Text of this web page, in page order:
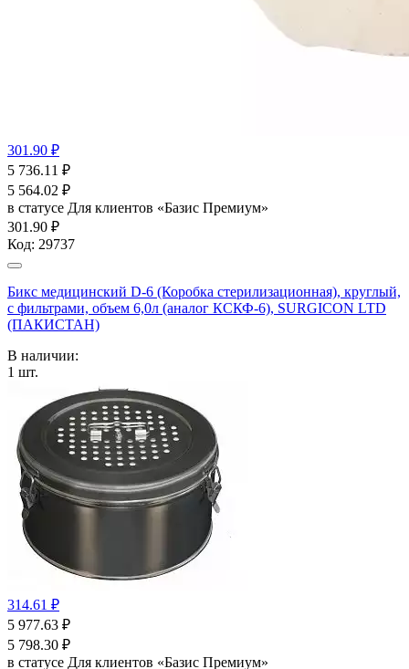
301.90 ₽
5 736.11 ₽
5 564.02 ₽
в статусе Для клиентов «Базис Премиум»
301.90 ₽
Код: 29737
Бикс медицинский D-6 (Коробка стерилизационная), круглый,
с фильтрами, объем 6,0л (аналог КСКФ-6), SURGICON LTD
(ПАКИСТАН)
В наличии:
1 шт.
314.61 ₽
5 977.63 ₽
5 798.30 ₽
в статусе Для клиентов «Базис Премиум»